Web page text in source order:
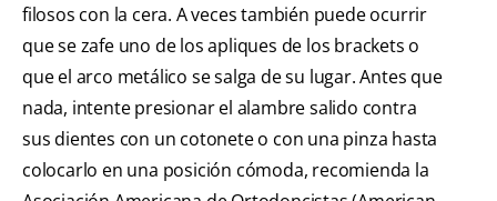
filosos con la cera. A veces también puede ocurrir
que se zafe uno de los apliques de los brackets o
que el arco metálico se salga de su lugar. Antes que
nada, intente presionar el alambre salido contra
sus dientes con un cotonete o con una pinza hasta
colocarlo en una posición cómoda, recomienda la